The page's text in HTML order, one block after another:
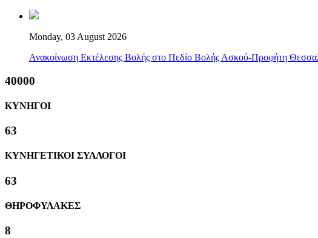
Monday, 03 August 2026
Ανακοίνωση Εκτέλεσης Βολής στο Πεδίο Βολής Ασκού-Προφήτη
40000
ΚΥΝΗΓΟΙ
63
ΚΥΝΗΓΕΤΙΚΟΙ ΣΥΛΛΟΓΟΙ
63
ΘΗΡΟΦΥΛΑΚΕΣ
8